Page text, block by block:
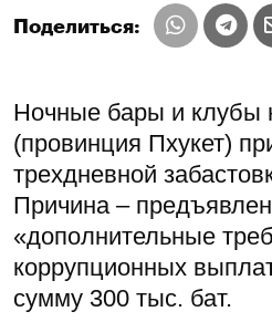
Поделиться:
Ночные бары и клубы
(провинция Пхукет)
трехдневной
Причина –
«дополнительные
коррупционных
сумму 300 тыс. бат.